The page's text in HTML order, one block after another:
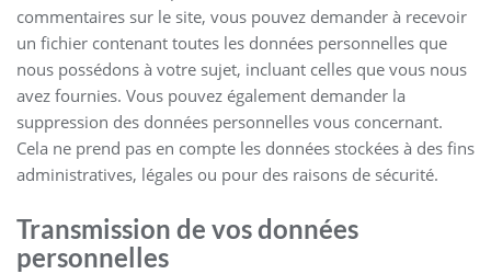
commentaires sur le site, vous pouvez demander à recevoir
un fichier contenant toutes les données personnelles que
nous possédons à votre sujet, incluant celles que vous nous
avez fournies. Vous pouvez également demander la
suppression des données personnelles vous concernant.
Cela ne prend pas en compte les données stockées à des fins
administratives, légales ou pour des raisons de sécurité.
Transmission de vos données
personnelles